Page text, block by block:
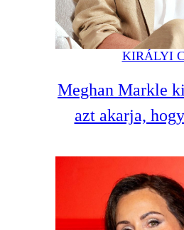
KIRÁLYI
Meghan Markle
azt akarja,